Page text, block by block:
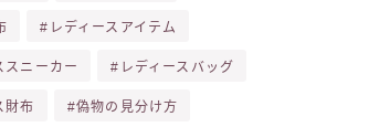
レディースアイテム
スニーカー レディースバッグ
財布 偽物の見分け方